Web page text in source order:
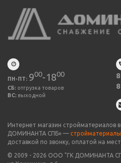
ПН-ПТ: 900-1800
СБ: отгрузка товаров
ВС: выходной
Интернет магазин стройматериалов
ДОМИНАНТА СПБ» —
доставкой по звонку, оплатой на
© 2009 - 2026 ООО "ГК ДОМИНАНТА